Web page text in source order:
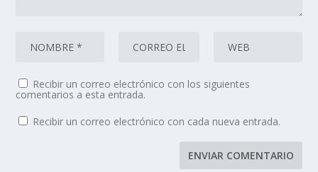
Recibir un correo electrónico con los siguientes
comentarios a esta entrada.
Recibir un correo electrónico con cada nueva entrada.